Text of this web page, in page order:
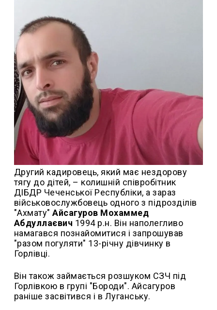
Другий кадировець, який має нездорову
тягу до дітей, – колишній співробітник
ДІБДР Чеченської Республіки, а зараз
військовослужбовець одного з підрозділів
"Ахмату"Айсагуров Мохаммед
Абдуллаєвич 1994 р.н. Він наполегливо
намагався познайомитися і запрошував
"разом погуляти" 13-річну дівчинку в
Горлівці.
Він також займається розшуком СЗЧ під
Горлівкою в групі "Бороди". Айсагуров
раніше засвітився і в Луганську.